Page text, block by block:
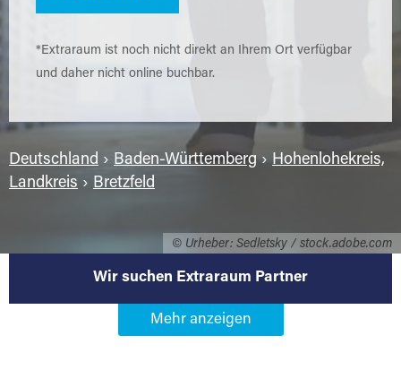
© Urheber: Sedletsky / stock.adobe.com
*Extraraum ist noch nicht direkt an Ihrem Ort verfügbar
und daher nicht online buchbar.
Deutschland › Baden-Württemberg › Hohenlohekreis,
Landkreis › Bretzfeld
Wir suchen Extraraum Partner
Werden Sie Extraraum Partner in